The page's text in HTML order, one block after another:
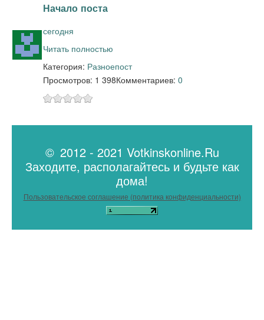
Начало поста
сегодня
Читать полностью
Категория: Разноепост
Просмотров: 1 398Комментариев: 0
© 2012 - 2021 Votkinskonline.Ru
Заходите, располагайтесь и будьте как
дома!
Пользовательское соглашение (политика конфиденциальности)